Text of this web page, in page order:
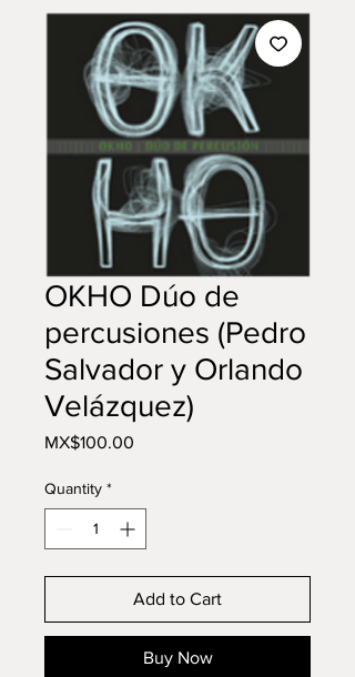
OKHO Dúo de
percusiones (Pedro
Salvador y Orlando
Velázquez)
MX$100.00
Quantity *
Add to Cart
Buy Now